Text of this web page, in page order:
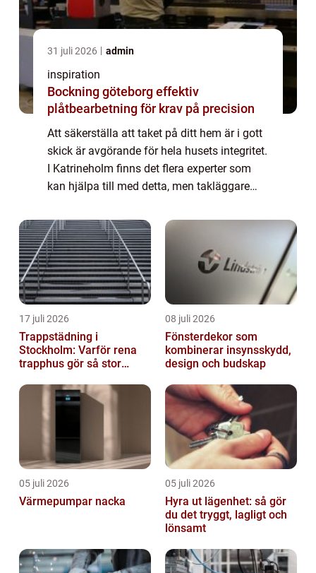
31 juli 2026 admin
inspiration
Bockning göteborg effektiv
plåtbearbetning för krav på precision
Att säkerställa att taket på ditt hem är i gott
skick är avgörande för hela husets integritet.
I Katrineholm finns det flera experter som
kan hjälpa till med detta, men takläggare
17 juli 2026
Trappstädning i
Stockholm: Varför rena
trapphus gör så stor
08 juli 2026
Fönsterdekor som
kombinerar insynsskydd,
design och budskap
05 juli 2026
Värmepumpar nacka
05 juli 2026
Hyra ut lägenhet: så gör
du det tryggt, lagligt och
lönsamt